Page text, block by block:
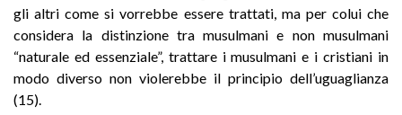
gli altri come si vorrebbe essere trattati, ma per colui che
considera la distinzione tra musulmani e non musulmani
“naturale ed essenziale”, trattare i musulmani e i cristiani in
modo diverso non violerebbe il principio dell’uguaglianza
(15).